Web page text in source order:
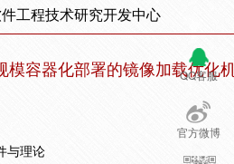
工程技术研究开发中心
QQ客服
官方微博
模容器化部署的镜像加载优化
与理论